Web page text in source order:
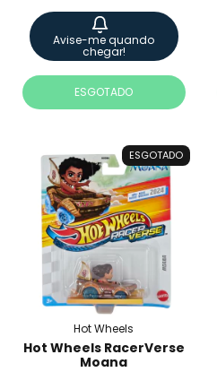
Avise-me quando
chegar!
ESGOTADO
ESGOTADO
Hot Wheels
Hot Wheels RacerVerse
Moana